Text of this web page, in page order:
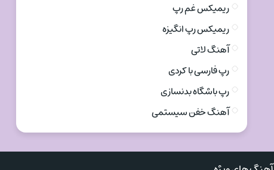
ریمیکس غم رپ
ریمیکس رپ انگیزه
آهنگ لاتی
رپ فارسی با کردی
رپ باشگاه بدنسازی
آهنگ خفن سیستمی